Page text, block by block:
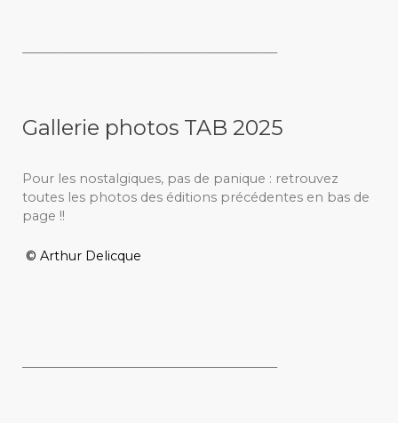
Gallerie photos TAB 2025
Pour les nostalgiques, pas de panique : retrouvez
toutes les photos des éditions précédentes en bas de
page !!
© Arthur Delicque